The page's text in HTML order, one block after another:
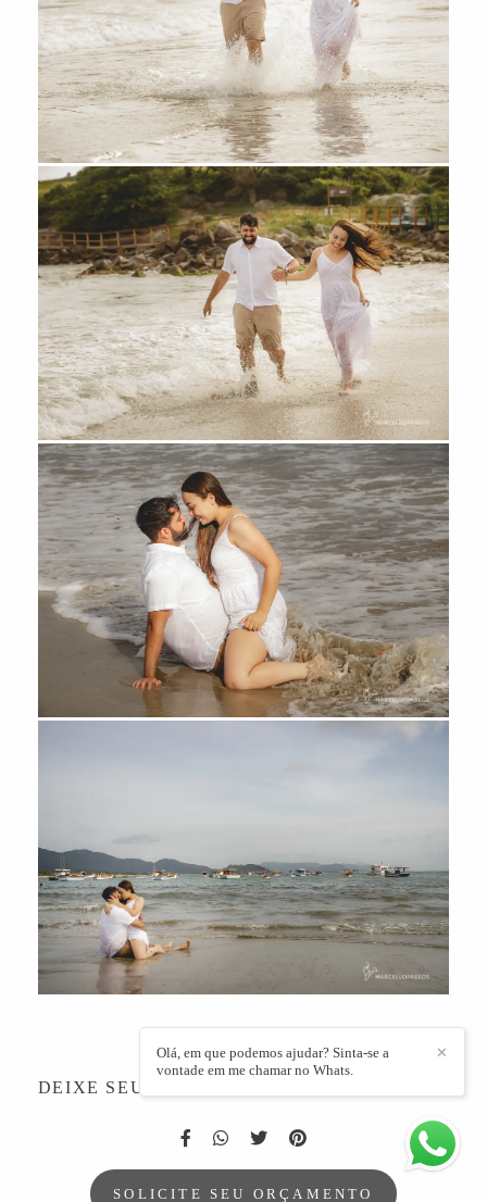
DEIXE SEU COMENTÁRIO, COMPARTILHE!
SOLICITE SEU ORÇAMENTO
✕
Olá, em que podemos ajudar? Sinta-se a
vontade em me chamar no Whats.